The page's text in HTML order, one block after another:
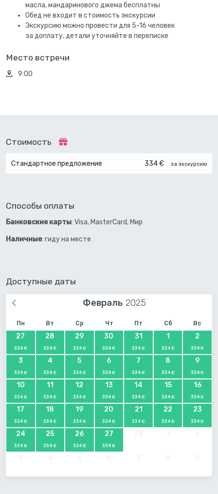
масла, мандаринового джема бесплатны
Обед не входит в стоимость экскурсии
Экскурсию можно провести для 5-16 человек
за доплату, детали уточняйте в переписке
Место встречи
9:00
Стоимость
Стандартное предложение 334 € за экскурсию
Способы оплаты
Банковские карты: Visa, MasterCard, Мир
Наличные: гиду на месте
Доступные даты
Февраль
Пн Вт Ср Чт Пт Сб Вс
27
334 €
28
334 €
29
334 €
30
334 €
31
334 €
1
334 €
2
334 €
3
334 €
4
334 €
5
334 €
6
334 €
7
334 €
8
334 €
9
334 €
10
334 €
11
334 €
12
334 €
13
334 €
14
334 €
15
334 €
16
334 €
17
334 €
18
334 €
19
334 €
20
334 €
21
334 €
22
334 €
23
334 €
24
334 €
25
334 €
26
334 €
27
334 €